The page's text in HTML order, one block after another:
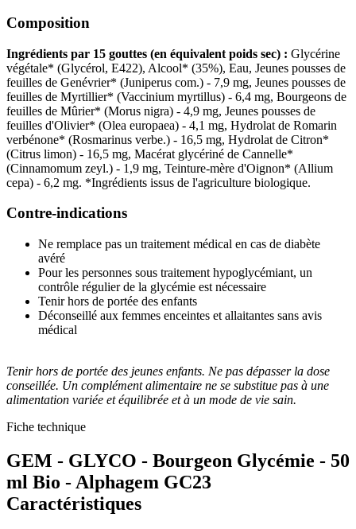
Composition
Ingrédients par 15 gouttes (en équivalent poids sec) : Glycérine
végétale* (Glycérol, E422), Alcool* (35%), Eau, Jeunes pousses de
feuilles de Genévrier* (Juniperus com.) - 7,9 mg, Jeunes pousses de
feuilles de Myrtillier* (Vaccinium myrtillus) - 6,4 mg, Bourgeons de
feuilles de Mûrier* (Morus nigra) - 4,9 mg, Jeunes pousses de
feuilles d'Olivier* (Olea europaea) - 4,1 mg, Hydrolat de Romarin
verbénone* (Rosmarinus verbe.) - 16,5 mg, Hydrolat de Citron*
(Citrus limon) - 16,5 mg, Macérat glycériné de Cannelle*
(Cinnamomum zeyl.) - 1,9 mg, Teinture-mère d'Oignon* (Allium
cepa) - 6,2 mg. *Ingrédients issus de l'agriculture biologique.
Contre-indications
Ne remplace pas un traitement médical en cas de diabète
avéré
Pour les personnes sous traitement hypoglycémiant, un
contrôle régulier de la glycémie est nécessaire
Tenir hors de portée des enfants
Déconseillé aux femmes enceintes et allaitantes sans avis
médical
Tenir hors de portée des jeunes enfants. Ne pas dépasser la dose
conseillée. Un complément alimentaire ne se substitue pas à une
alimentation variée et équilibrée et à un mode de vie sain.
Fiche technique
GEM - GLYCO - Bourgeon Glycémie - 50
ml Bio - Alphagem GC23
Caractéristiques